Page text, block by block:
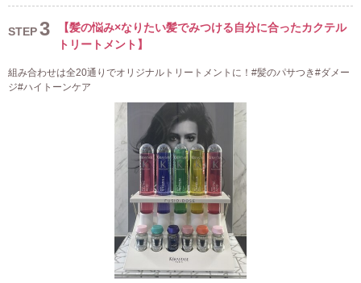
STEP3
【髪の悩み×なりたい髪でみつける自分に合ったカクテル
トリートメント】
組み合わせは全20通りでオリジナルトリートメントに！#髪のパサつき#ダメー
ジ#ハイトーンケア